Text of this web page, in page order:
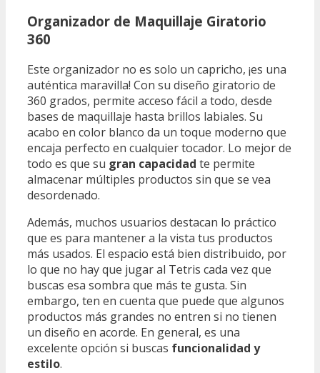
Organizador de Maquillaje Giratorio
360
Este organizador no es solo un capricho, ¡es una
auténtica maravilla! Con su diseño giratorio de
360 grados, permite acceso fácil a todo, desde
bases de maquillaje hasta brillos labiales. Su
acabo en color blanco da un toque moderno que
encaja perfecto en cualquier tocador. Lo mejor de
todo es que su gran capacidad te permite
almacenar múltiples productos sin que se vea
desordenado.
Además, muchos usuarios destacan lo práctico
que es para mantener a la vista tus productos
más usados. El espacio está bien distribuido, por
lo que no hay que jugar al Tetris cada vez que
buscas esa sombra que más te gusta. Sin
embargo, ten en cuenta que puede que algunos
productos más grandes no entren si no tienen
un diseño en acorde. En general, es una
excelente opción si buscas funcionalidad y
estilo.